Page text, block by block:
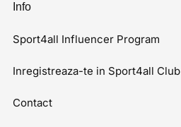
Info
Sport4all Influencer Program
Inregistreaza-te in Sport4all Club
Contact